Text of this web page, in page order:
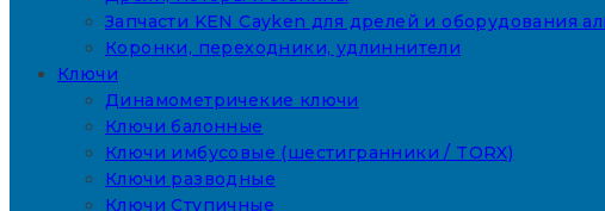
Запчасти KEN Cayken для дрелей и оборудования
Коронки, переходники, удлиннители
Ключи
Динамометричекие ключи
Ключи балонные
Ключи имбусовые (шестигранники / TORX)
Ключи разводные
Ключи Ступичные